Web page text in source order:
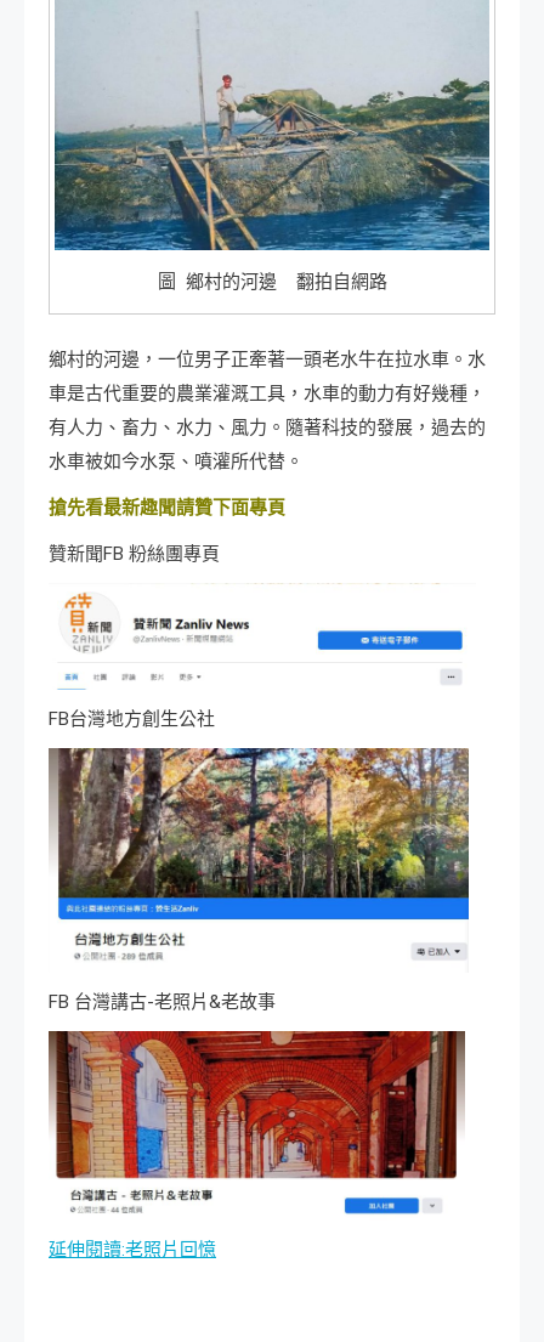
圖 鄉村的河邊 翻拍自網路
鄉村的河邊，一位男子正牽著一頭老水牛在拉水車。水
車是古代重要的農業灌溉工具，水車的動力有好幾種，
有人力、畜力、水力、風力。隨著科技的發展，過去的
水車被如今水泵、噴灌所代替。
搶先看最新趣聞請贊下面專頁
贊新聞FB 粉絲團專頁
FB台灣地方創生公社
FB 台灣講古-老照片&老故事
延伸閱讀:老照片回憶